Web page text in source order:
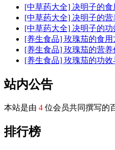
[中草药大全] 决明子的食
[中草药大全] 决明子的营
[中草药大全] 决明子的功
[养生食品] 玫瑰茄的食用
[养生食品] 玫瑰茄的营养
[养生食品] 玫瑰茄的功效
站内公告
本站是由 4 位会员共同撰写的
排行榜